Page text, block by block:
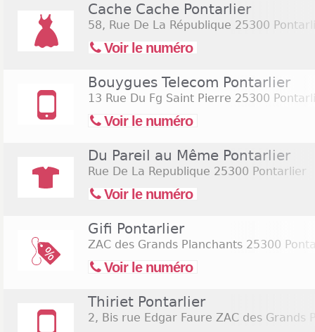
Cache Cache Pontarlier
58, Rue De La République 25300
Voir le numéro
Bouygues Telecom Pontarlier
13 Rue Du Fg Saint Pierre 25300
Voir le numéro
Du Pareil au Même Pontarlier
Rue De La Republique 25300 Pontarlier
Voir le numéro
Gifi Pontarlier
ZAC des Grands Planchants 25300
Voir le numéro
Thiriet Pontarlier
2, Bis rue Edgar Faure ZAC des Grands